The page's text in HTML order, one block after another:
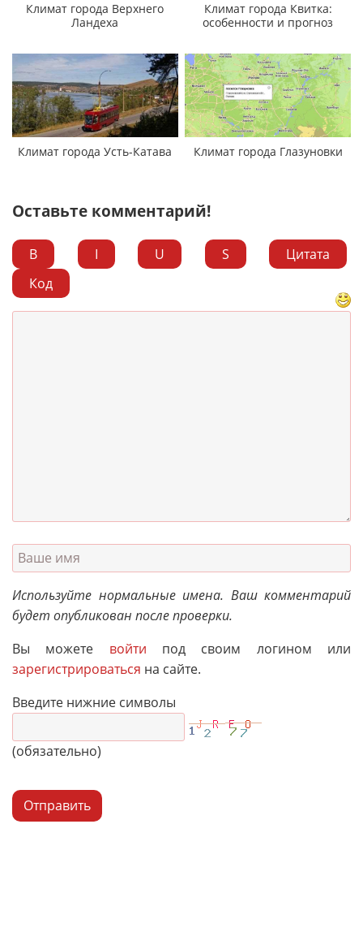
Климат города Верхнего
Ландеха
Климат города Квитка:
особенности и прогноз
Климат города Усть-Катава Климат города Глазуновки
Оставьте комментарий!
B I U S
Цитата
Код
Используйте нормальные имена. Ваш комментарий
будет опубликован после проверки.
Вы можете войти под своим логином или
зарегистрироваться на сайте.
Введите нижние символы
(обязательно)
Отправить